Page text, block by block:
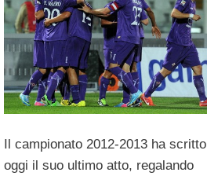
Il campionato 2012-2013 ha scritto
oggi il suo ultimo atto, regalando